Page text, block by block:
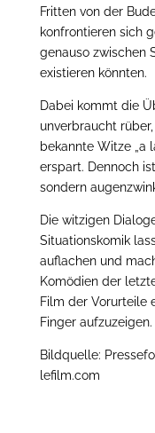
Fritten von der
konfrontieren sich
genauso zwischen
existieren könnten.
Dabei kommt die
unverbraucht
bekannte Witze „a
erspart. Dennoch
sondern
Die witzigen
Situationskomik
auflachen und
Komödien der
Film der Vorurteile
Finger aufzuzeigen.
Bildquelle:
lefilm.com